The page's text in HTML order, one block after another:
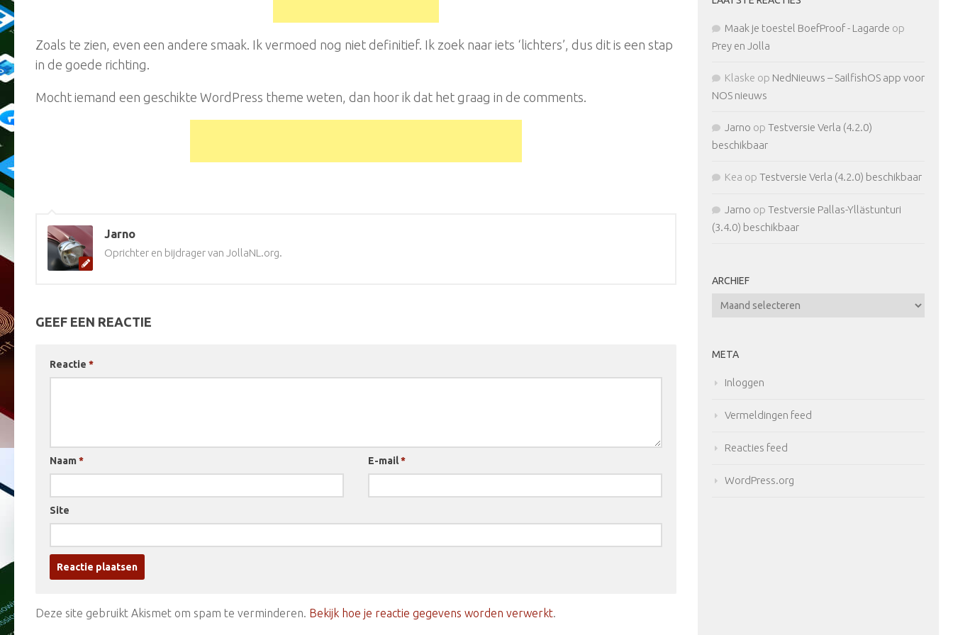
Zoals te zien, even een andere smaak. Ik vermoed nog niet definitief. Ik zoek naar iets ‘lichters’, dus dit is een stap
in de goede richting.
Mocht iemand een geschikte WordPress theme weten, dan hoor ik dat het graag in de comments.
Jarno
Oprichter en bijdrager van JollaNL.org.
GEEF EEN REACTIE
Reactie *
Naam * E-mail*
Site
Deze site gebruikt Akismet om spam te verminderen. Bekijk hoe je reactie gegevens worden verwerkt.
Maak je toestel BoefProof - Lagarde op
Prey en Jolla
Klaske op NedNieuws – SailfishOS app voor
NOS nieuws
Jarno op Testversie Verla (4.2.0)
beschikbaar
Kea op Testversie Verla (4.2.0) beschikbaar
Jarno op Testversie Pallas-Yllästunturi
(3.4.0) beschikbaar
ARCHIEF
Archief
META
Inloggen
Vermeldingen feed
Reacties feed
WordPress.org